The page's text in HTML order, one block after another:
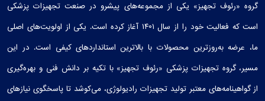
گروه «رئوف تجهیز» یکی از مجموعه‌های پیشرو در صنعت تجهیزات پزشکی
است که فعالیت خود را از سال ۱۴۰۱ آغاز کرده است. یکی از اولویت‌های اصلی
ما، عرضه به‌روزترین محصولات با بالاترین استانداردهای کیفی است. در این
مسیر، گروه تجهیزات پزشکی «رئوف تجهیز» با تکیه بر دانش فنی و بهره‌گیری
از گواهینامه‌های معتبر تولید تجهیزات رادیولوژی، می‌کوشد تا پاسخگوی نیازهای